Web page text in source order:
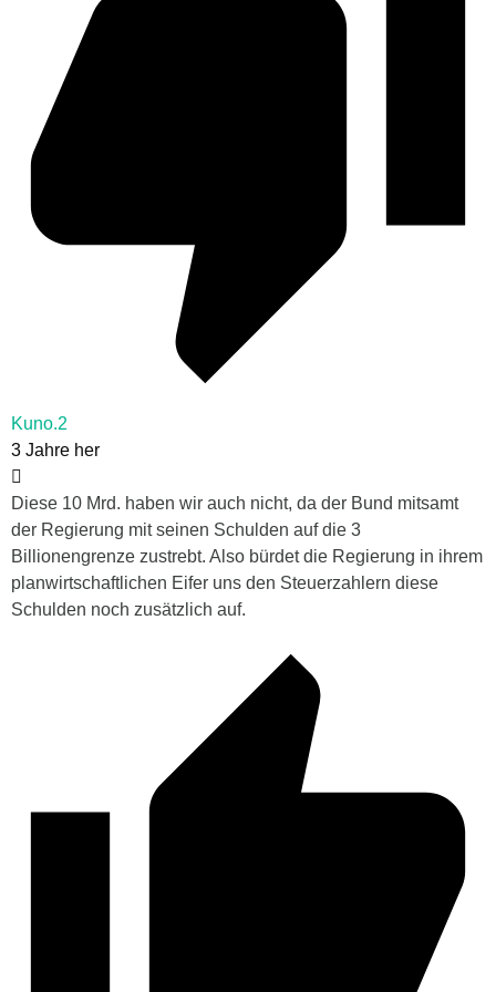
Kuno.2
3 Jahre her
Diese 10 Mrd. haben wir auch nicht, da der Bund mitsamt
der Regierung mit seinen Schulden auf die 3
Billionengrenze zustrebt. Also bürdet die Regierung in ihrem
planwirtschaftlichen Eifer uns den Steuerzahlern diese
Schulden noch zusätzlich auf.